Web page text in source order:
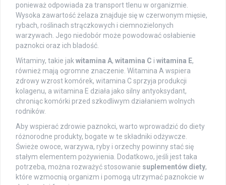
ponieważ odpowiada za transport tlenu w organizmie.
Wysoka zawartość żelaza znajduje się w czerwonym mięsie,
rybach, roślinach strączkowych i ciemnozielonych
warzywach. Jego niedobór może powodować osłabienie
paznokci oraz ich bladość.
Witaminy, takie jakwitamina A, witamina C i witamina E,
również mają ogromne znaczenie. Witamina A wspiera
zdrowy wzrost komórek, witamina C sprzyja produkcji
kolagenu, a witamina E działa jako silny antyoksydant,
chroniąc komórki przed szkodliwym działaniem wolnych
rodników.
Aby wspierać zdrowie paznokci, warto wprowadzić do diety
różnorodne produkty, bogate w te składniki odżywcze.
Świeże owoce, warzywa, ryby i orzechy powinny stać się
stałym elementem pożywienia. Dodatkowo, jeśli jest taka
potrzeba, można rozważyć stosowanie suplementów diety,
które wzmocnią organizm i pomogą utrzymać paznokcie w